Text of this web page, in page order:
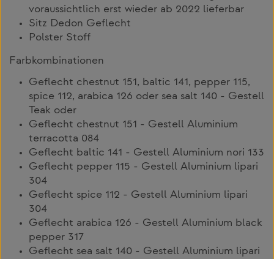
voraussichtlich erst wieder ab 2022 lieferbar
Sitz Dedon Geflecht
Polster Stoff
Farbkombinationen
Geflecht chestnut 151, baltic 141, pepper 115,
spice 112, arabica 126 oder sea salt 140 - Gestell
Teak oder
Geflecht chestnut 151 - Gestell Aluminium
terracotta 084
Geflecht baltic 141 - Gestell Aluminium nori 133
Geflecht pepper 115 - Gestell Aluminium lipari
304
Geflecht spice 112 - Gestell Aluminium lipari
304
Geflecht arabica 126 - Gestell Aluminium black
pepper 317
Geflecht sea salt 140 - Gestell Aluminium lipari